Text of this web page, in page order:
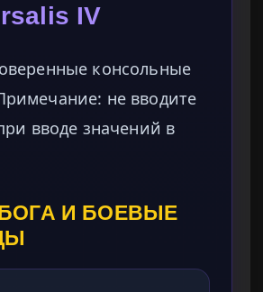
IV
консольные
не вводите
вводе значений в
И БОЕВЫЕ